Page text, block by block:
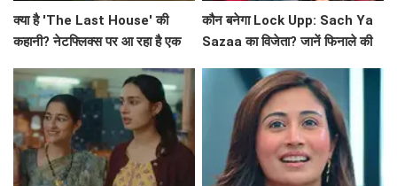
क्या है 'The Last House' की
कहानी? नेटफ्लिक्स पर आ रहा है एक
कौन बनेगा Lock Upp: Sach Ya
Sazaa का विजेता? जानें फिनाले की